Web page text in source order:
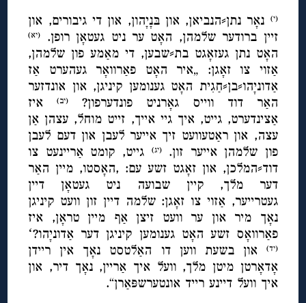
(י) נאָר נתן⸗הנביאן, און בּנָיָהון, און די גיבורים, און
זיין ברודער שלמהן, האָט ער ניט געטאָן רופן.
(יא)
האָט נתן געזאָגט בת⸗שבען, די מאַמע פון שלמהן,
אַזוי צו זאָגן: „איר האָט פאַרוואָר געהערט אַז
אַדוניָהו⸗בן⸗חַגִית האָט גענומען קיניגן, און אונדזער
האַר דוד ווייס גאָרניט פונדערפון?
(יב)איז
אַצינדערט, גייט, איך גיי אייך, זייט מוחל, עצהן אַן
עצה, און ראַטעוועט זיך אייער לעבן און דעם לעבן
פון שלמהן אייער זון.(יג)
גייט, קומט אַריינעט צו
דוד⸗המלכן, און זאָגט זשע עם: ,האָסטו, מיין האַר
דער מלך, קיין שבועה ניט געטאָן דיין
געטרייער, אַזוי צו זאָגן: שלמה דיין זון וועט קיניגן
נאָך מיר און ער וועט זיצן אַף מיין טראָן, איז
פאַרוואָס זשע האָט גענומען קיניגן דער אַדוניָהו?ʻ
(יד)
און בשעת ווען דו האַלטסט נאָך אין ריידן
אָדאָרטן מיטן מלך, וועל איך אַריין, נאָך דיר, און
איך וועל דיינע רייד אונטערשפּאַרן“.